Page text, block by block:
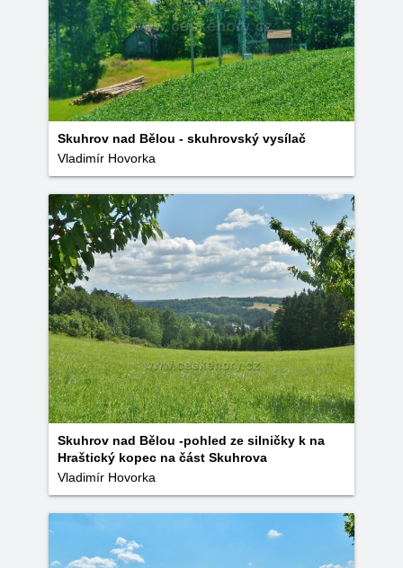
Skuhrov nad Bělou - skuhrovský vysílač
Vladimír Hovorka
Skuhrov nad Bělou -pohled ze silničky k na
Hraštický kopec na část Skuhrova
Vladimír Hovorka